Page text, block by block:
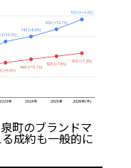
町のブランドマ
成約も一般的に